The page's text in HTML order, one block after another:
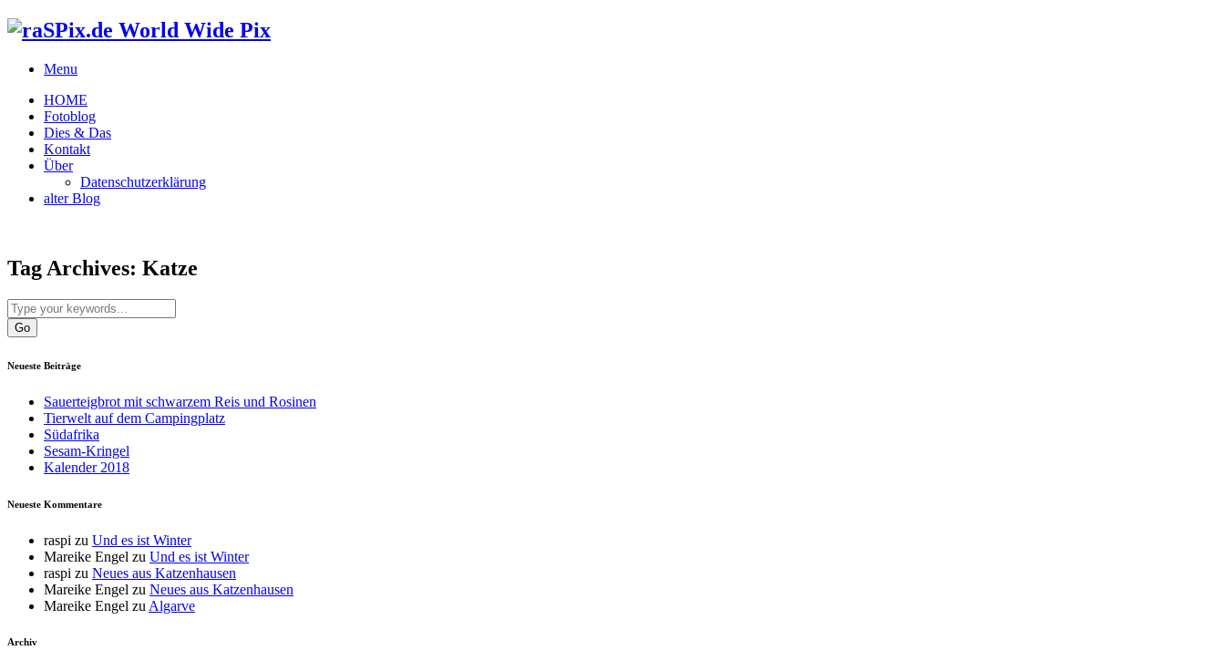
World Wide Pix
Menu
HOME
Fotoblog
Dies & Das
Kontakt
Über
Datenschutzerklärung
alter Blog
Tag Archives: Katze
Neueste Beiträge
Sauerteigbrot mit schwarzem Reis und Rosinen
Tierwelt auf dem Campingplatz
Südafrika
Sesam-Kringel
Kalender 2018
Neueste Kommentare
raspi zu Und es ist Winter
Mareike Engel zu Und es ist Winter
raspi zu Neues aus Katzenhausen
Mareike Engel zu Neues aus Katzenhausen
Mareike Engel zu Algarve
Archiv